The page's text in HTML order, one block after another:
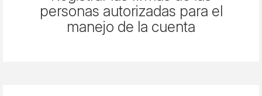
personas autorizadas para el
manejo de la cuenta